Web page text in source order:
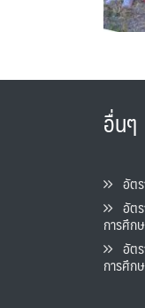
อื่นๆ
อัตรา
อัตรา
การศึ
อัตรา
การศึ